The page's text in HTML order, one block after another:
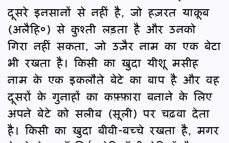
दूसरे इनसानों से नहीं है, जो हज़रत याक़ूब
(अलैहि०) से कुश्ती लड़ता है और उनको
गिरा नहीं सकता, जो उज़ैर नाम का एक बेटा
भी रखता है। किसी का ख़ुदा यीशू मसीह
नाम के एक इकलौते बेटे का बाप है और वह
दूसरों के गुनाहों का कफ़्फ़ारा बनाने के लिए
अपने बेटे को सलीब (सूली) पर चढ़वा देता
है। किसी का ख़ुदा बीवी-बच्चे रखता है, मगर